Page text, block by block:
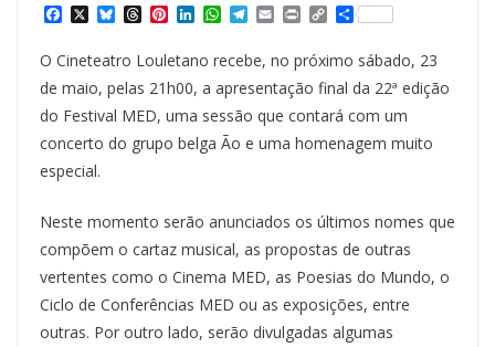
a
c
e
b
o
o
k
X B
e
s
k
y
T
h
e
a
d
s
P
n
t
e
r
e
s
t
L
k
e
d
I
n
W
h
t
s
A
p
p
T
e
e
g
r
a
m
E
m
i
l
P
n
t
C
o
p
y
L
i
n
k
S
h
r
e
O Cineteatro Louletano recebe, no próximo sábado, 23
de maio, pelas 21h00, a apresentação final da 22ª edição
do Festival MED, uma sessão que contará com um
concerto do grupo belga Ão e uma homenagem muito
especial.
Neste momento serão anunciados os últimos nomes que
compõem o cartaz musical, as propostas de outras
vertentes como o Cinema MED, as Poesias do Mundo, o
Ciclo de Conferências MED ou as exposições, entre
outras. Por outro lado, serão divulgadas algumas